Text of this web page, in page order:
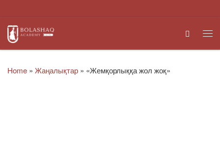
Search
Home » Жаңалықтар » «Жемқорлыққа жол жоқ»